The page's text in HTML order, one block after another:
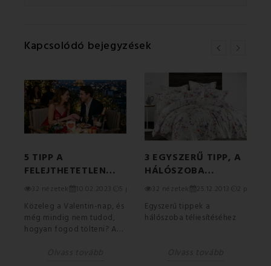
E-MAIL
MEGJEGYZÉS
Kapcsolódó bejegyzések
5 TIPP A
FELEJTHETETLEN
VALENTIN-NAPHOZ
32 nézetek 10.02.2023 5 perc
Közeleg a Valentin-nap, és
még mindig nem tudod,
hogyan fogod tölteni? A
3 EGYSZERŰ TIPP, A
HÁLÓSZOBA
TÉLIESÍTÉSÉHEZ
32 nézetek 25.12.2013 2 perc
Egyszerű tippek a
hálószoba téliesítéséhez